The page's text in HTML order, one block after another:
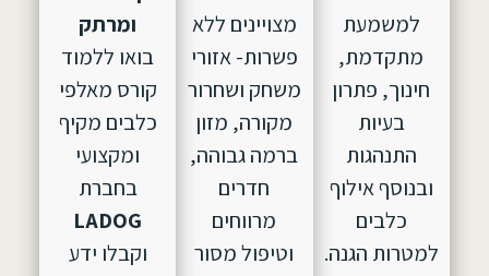
למשמעת
מתקדמת,
חינוך, פתרון
בעיות
התנהגות
ובנוסף אילוף
כלבים
למטרות הגנה.
מצויינים ללא
פשרות- אזורי
משחק ושחרור
מקורה, מזון
ברמה גבוהה,
חדרים
מרווחים
וטיפול מסור
ומרתק
בואו ללמוד
קורס מאלפי
כלבים מקיף
ומקצועי
בחברת
LADOG
וקבלו ידע